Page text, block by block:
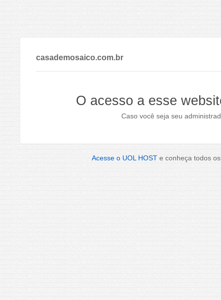
casademosaico.com.br
O acesso a esse
Caso você seja seu
Acesse o UOL HOST e conheça todos